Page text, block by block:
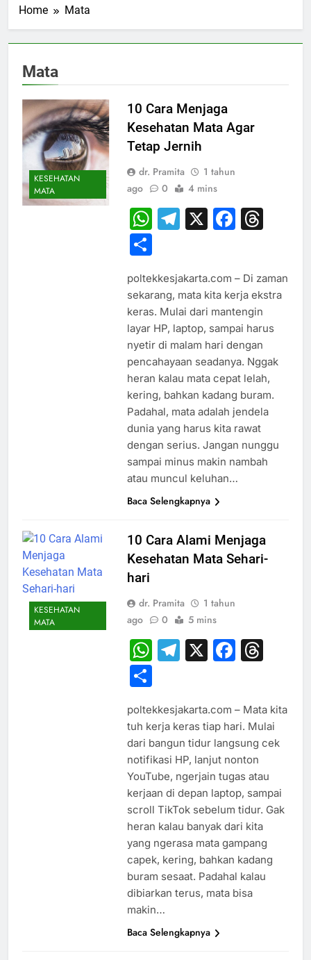
Home Mata
Mata
KESEHATAN
MATA
10 Cara Menjaga
Kesehatan Mata Agar
Tetap Jernih
dr. Pramita
1 tahun
ago
0 4 mins
WhatsApp
Telegram
X
Share
poltekkesjakarta.com – Di zaman
sekarang, mata kita kerja ekstra
keras. Mulai dari mantengin
layar HP, laptop, sampai harus
nyetir di malam hari dengan
pencahayaan seadanya. Nggak
heran kalau mata cepat lelah,
kering, bahkan kadang buram.
Padahal, mata adalah jendela
dunia yang harus kita rawat
dengan serius. Jangan nunggu
sampai minus makin nambah
atau muncul keluhan…
Baca Selengkapnya
KESEHATAN
MATA
10 Cara Alami Menjaga
Kesehatan Mata Sehari-
hari
dr. Pramita
1 tahun
ago
0 5 mins
WhatsApp
Telegram
X
Share
poltekkesjakarta.com – Mata kita
tuh kerja keras tiap hari. Mulai
dari bangun tidur langsung cek
notifikasi HP, lanjut nonton
YouTube, ngerjain tugas atau
kerjaan di depan laptop, sampai
scroll TikTok sebelum tidur. Gak
heran kalau banyak dari kita
yang ngerasa mata gampang
capek, kering, bahkan kadang
buram sesaat. Padahal kalau
dibiarkan terus, mata bisa
makin…
Baca Selengkapnya